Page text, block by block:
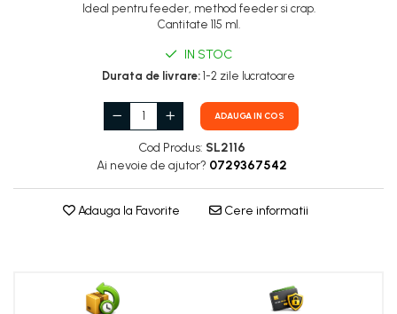
Ideal pentru feeder, method feeder si crap.
Cantitate 115 ml.
IN STOC
Durata de livrare: 1-2 zile lucratoare
ADAUGA IN COS
Cod Produs: SL2116
Ai nevoie de ajutor? 0729367542
Adauga la Favorite Cere informatii